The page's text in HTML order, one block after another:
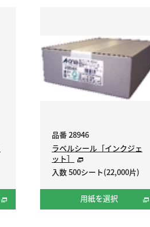
品番 28946
ラベルシール［インクジェ
ット］
入数 500シート(22,000片)
用紙を選択